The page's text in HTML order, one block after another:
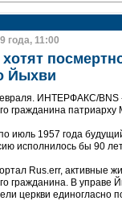
года, 11:00
Йыхви
ИНТЕРФАКС/BNS -
гражданина патриарху
июль 1957 года
исполнилось бы 90
Rus.err, активные
гражданина. В управе
церкви единогласно